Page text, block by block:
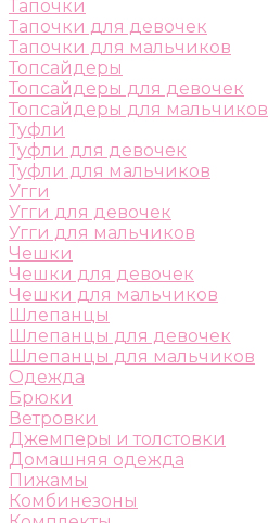
Тапочки
Тапочки для девочек
Тапочки для мальчиков
Топсайдеры
Топсайдеры для девочек
Топсайдеры для мальчиков
Туфли
Туфли для девочек
Туфли для мальчиков
Угги
Угги для девочек
Угги для мальчиков
Чешки
Чешки для девочек
Чешки для мальчиков
Шлепанцы
Шлепанцы для девочек
Шлепанцы для мальчиков
Одежда
Брюки
Ветровки
Джемперы и толстовки
Домашняя одежда
Пижамы
Комбинезоны